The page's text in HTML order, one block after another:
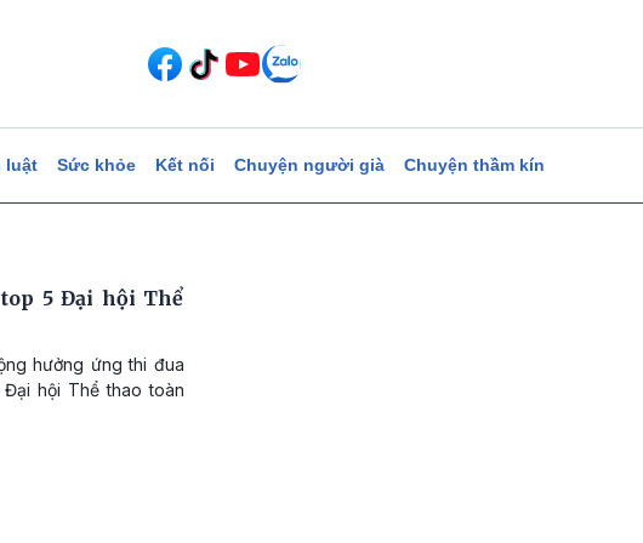
luật Sức khỏe Kết nối Chuyện người già Chuyện thầm kín
5 Đại hội Thể
hưởng ứng thi đua
hội Thể thao toàn